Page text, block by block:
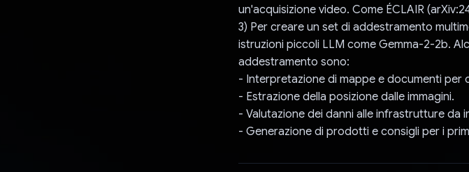
un'acquisizione video. Come ÉCLAIR
3) Per creare un set di addestramento
istruzioni piccoli LLM come Gemma-2-2b.
addestramento sono:
- Interpretazione di mappe e documenti per
- Estrazione della posizione dalle immagini.
- Valutazione dei danni alle infrastrutture da
- Generazione di prodotti e consigli per i